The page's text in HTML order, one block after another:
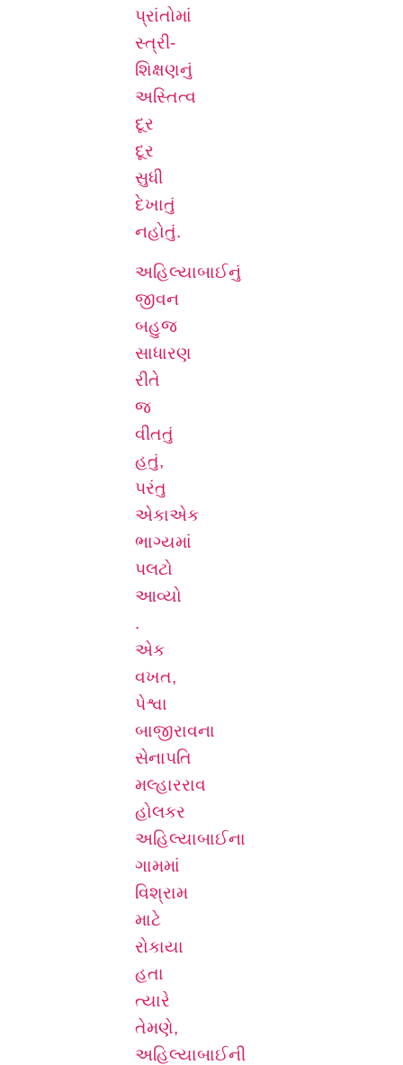
પ્રાંતોમાં
સ્ત્રી-
શિક્ષણનું
અસ્તિત્વ
દૂર
દૂર
સુધી
દેખાતું
નહોતું.
અહિલ્યાબાઈનું
જીવન
બહુજ
સાધારણ
રીતે
જ
વીતતું
હતું,
પરંતુ
એકાએક
ભાગ્યમાં
પલટો
આવ્યો
.
એક
વખત,
પેશ્વા
બાજીરાવના
સેનાપતિ
મલ્હારરાવ
હોલકર
અહિલ્યાબાઈના
ગામમાં
વિશ્રામ
માટે
રોકાયા
હતા
ત્યારે
તેમણે,
અહિલ્યાબાઈની